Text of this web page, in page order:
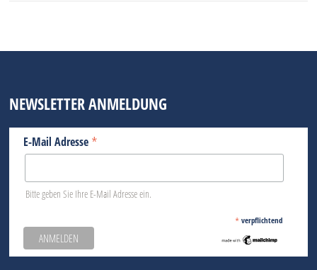
NEWSLETTER ANMELDUNG
E-Mail Adresse *
Bitte geben Sie Ihre E-Mail Adresse ein.
* verpflichtend